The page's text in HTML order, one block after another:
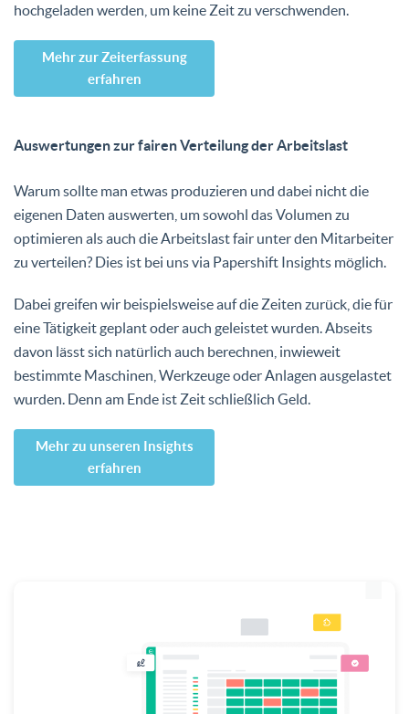
hochgeladen werden, um keine Zeit zu verschwenden.
Mehr zur Zeiterfassung
erfahren
Auswertungen zur fairen Verteilung der Arbeitslast
Warum sollte man etwas produzieren und dabei nicht die
eigenen Daten auswerten, um sowohl das Volumen zu
optimieren als auch die Arbeitslast fair unter den Mitarbeiter
zu verteilen? Dies ist bei uns via Papershift Insights möglich.
Dabei greifen wir beispielsweise auf die Zeiten zurück, die für
eine Tätigkeit geplant oder auch geleistet wurden. Abseits
davon lässt sich natürlich auch berechnen, inwieweit
bestimmte Maschinen, Werkzeuge oder Anlagen ausgelastet
wurden. Denn am Ende ist Zeit schließlich Geld.
Mehr zu unseren Insights
erfahren